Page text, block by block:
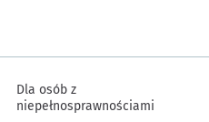
Dla osób z
niepełnosprawnościami